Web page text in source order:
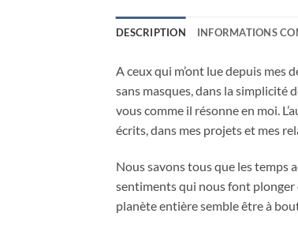
DESCRIPTION INFORMATIONS
A ceux qui m’ont lue depuis mes
sans masques, dans la simplicité
vous comme il résonne en moi.
écrits, dans mes projets et mes
Nous savons tous que les temps
sentiments qui nous font plonger
planète entière semble être à